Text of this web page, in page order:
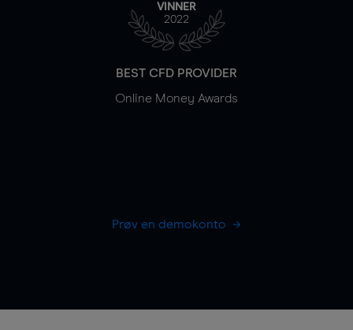
VINNER
2022
BEST CFD PROVIDER
Online Money Awards
Prøv en demokonto